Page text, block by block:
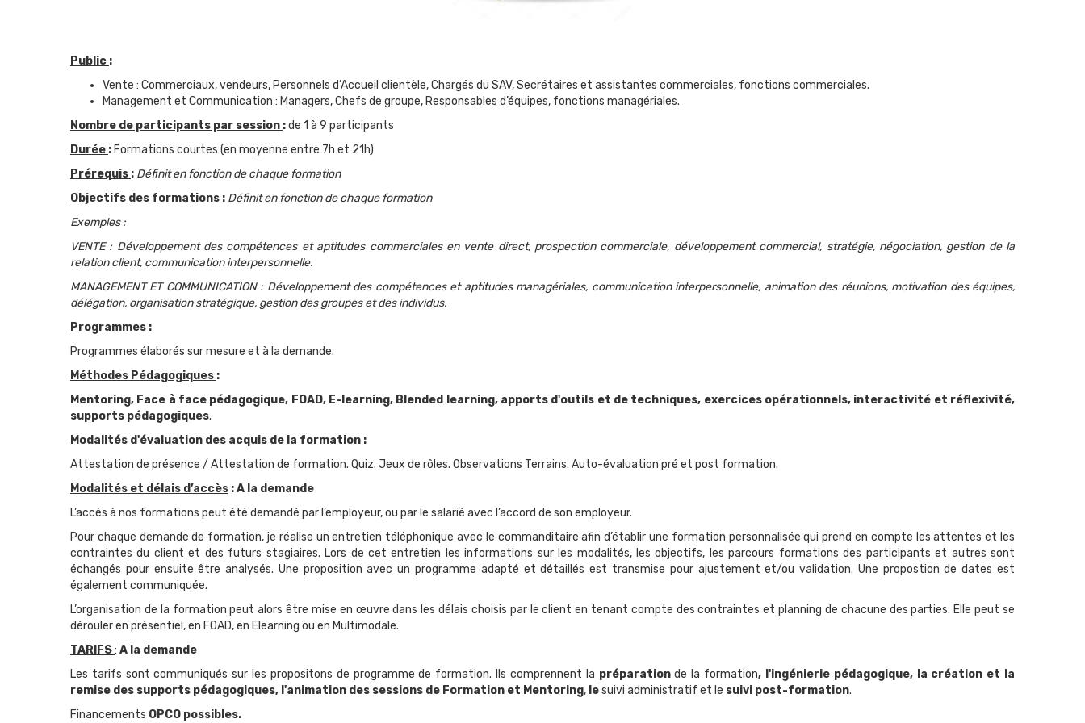
Public :
Vente : Commerciaux, vendeurs, Personnels d’Accueil clientèle, Chargés du SAV, Secrétaires et assistantes commerciales, fonctions commerciales.
Management et Communication : Managers, Chefs de groupe, Responsables d’équipes, fonctions managériales.
Nombre de participants par session :de 1 à 9 participants
Durée : Formations courtes (en moyenne entre 7h et 21h)
Prérequis : Définit en fonction de chaque formation
Objectifs des formations : Définit en fonction de chaque formation
Exemples :
VENTE : Développement des compétences et aptitudes commerciales en vente direct, prospection commerciale, développement commercial, stratégie, négociation, gestion de la
relation client, communication interpersonnelle.
MANAGEMENT ET COMMUNICATION : Développement des compétences et aptitudes managériales, communication interpersonnelle, animation des réunions, motivation des équipes,
délégation, organisation stratégique, gestion des groupes et des individus.
Programmes :
Programmes élaborés sur mesure et à la demande.
Méthodes Pédagogiques :
Mentoring, Face à face pédagogique, FOAD, E-learning, Blended learning, apports d'outils et de techniques, exercices opérationnels, interactivité et réflexivité,
supports pédagogiques.
Modalités d'évaluation des acquis de la formation :
Attestation de présence / Attestation de formation. Quiz. Jeux de rôles. Observations Terrains. Auto-évaluation pré et post formation.
Modalités et délais d’accès : A la demande
L’accès à nos formations peut été demandé par l’employeur, ou par le salarié avec l’accord de son employeur.
Pour chaque demande de formation, je réalise un entretien téléphonique avec le commanditaire afin d’établir une formation personnalisée qui prend en compte les attentes et les
contraintes du client et des futurs stagiaires. Lors de cet entretien les informations sur les modalités, les objectifs, lesparcours formations des participants et autres sont
échangés pour ensuite être analysés. Une proposition avec un programme adapté et détaillés est transmise pour ajustement et/ou validation. Une propostion de dates est
également communiquée.
L’organisation de la formation peut alors être mise en œuvre dans les délais choisis par le client en tenant compte des contraintes et planning de chacune des parties. Elle peut se
dérouler en présentiel, en FOAD, en Elearning ou en Multimodale.
TARIFS: A la demande
Les tarifs sont communiqués sur les propositons de programme de formation. Ils comprennent la préparationde la formation, l'ingénierie pédagogique, la création et la
remise des supports pédagogiques, l'animation des sessions de Formation et Mentoring, lesuivi administratif et le suivi post-formation.
Financements OPCO possibles.